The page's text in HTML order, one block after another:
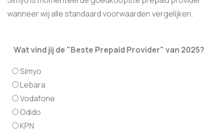
wanneer wij alle standaard voorwaarden vergelijken.
Wat vind jij de "Beste Prepaid Provider" van 2025?
Simyo
Lebara
Vodafone
Odido
KPN